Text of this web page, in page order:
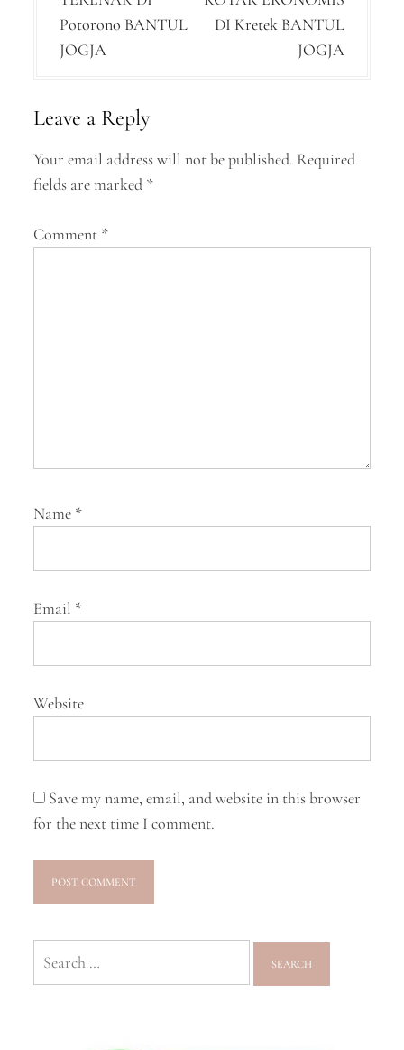
s
t
a
i
a
Potorono BANTUL
JOGJA
DI Kretek BANTUL
JOGJA
Leave a Reply
Your email address will not be published. Required
fields are marked *
Comment *
Name *
Email *
Website
Save my name, email, and website in this browser
for the next time I comment.